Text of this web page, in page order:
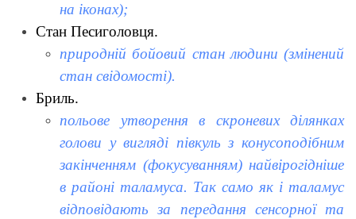
на іконах);
Стан Песиголовця.
природній бойовий стан людини (змінений
стан свідомості).
Бриль.
польове утворення в скроневих ділянках
голови у вигляді півкуль з конусоподібним
закінченням (фокусуванням) найвірогідніше
в районі таламуса. Так само як і таламус
відповідають за передання сенсорної та